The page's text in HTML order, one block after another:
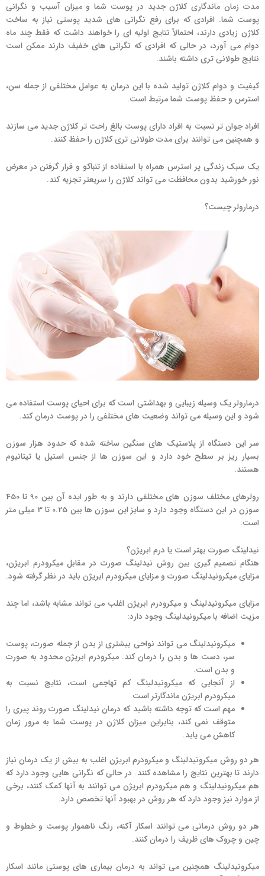
مدت زمان ماندگاری کلاژن جدید در پوست شما و میزان آسیب و نگرانی
پوست شما. افرادی که برای رفع نگرانی های شدید پوستی نیاز به ساخت
کلاژن زیادی دارند، احتمالاً نتایج اولیه ای را خواهند داشت که فقط چند ماه
دوام می آورد، در حالی که افرادی که نگرانی های خفیف دارند ممکن است
نتایج طولانی تری داشته باشند.
کیفیت و دوام کلاژن تولید شده با این درمان به عوامل مختلفی از جمله سن،
استرس و حفظ پوست شما مرتبط است.
افراد جوان تر نسبت به افراد دارای پوست بالغ راحت تر کلاژن جدید می سازند
و همچنین می توانند برای مدت طولانی تری کلاژن را حفظ کنند.
یک سبک زندگی پر استرس همراه با استفاده از تنباکو و قرار گرفتن در معرض
نور خورشید بدون محافظت می تواند کلاژن را سریعتر تجزیه کند.
درمارولر چیست؟
درمارولر یک وسیله زیبایی و بهداشتی است که برای احیای پوست استفاده می
شود و این وسیله می تواند وضعیت های مختلفی را در پوست درمان کند.
سر این دستگاه از پلاستیک های سنگین ساخته شده که حدود هزار سوزن
بسیار ریز بر سطح خود دارد و این سوزن ها از جنس استیل یا تیتانیوم
هستند.
رولرهای مختلف سوزن های مختلفی دارند و به طور ایده آن بین 90 تا 450
سوزن در این دستگاه وجود دارد و سایز این سوزن ها بین 0.25 تا 3 میلی متر
است.
نیدلینگ صورت بهتر است یا درم ابریژن؟
هنگام تصمیم گیری بین روش نیدلینگ صورت در مقابل میکرودرم ابریژن،
مزایای میکرونیدلینگ صورت و مزایای میکرودرم ابریژن باید در نظر گرفته شود.
مزایای میکرونیدلینگ و میکرودرم ابریژن اغلب می تواند مشابه باشد، اما چند
مزیت اضافه با میکرونیدلینگ وجود دارد:
میکرونیدلینگ می تواند نواحی بیشتری از بدن از جمله صورت، پوست
سر، دست ها و بدن را درمان کند. میکرودرم ابریژن محدود به صورت
و بدن است.
از آنجایی که میکرونیدلینگ کم تهاجمی است، نتایج نسبت به
میکرودرم ابریژن ماندگارتر است.
مهم است که توجه داشته باشید که درمان نیدلینگ صورت روند پیری را
متوقف نمی کند، بنابراین میزان کلاژن در پوست شما به مرور زمان
کاهش می یابد.
هر دو روش میکرونیدلینگ و میکرودرم ابریژن اغلب به بیش از یک درمان نیاز
دارند تا بهترین نتایج را مشاهده کنند. در حالی که نگرانی هایی وجود دارد که
هم میکرونیدلینگ و هم میکرودرم ابریژن می توانند به آنها کمک کنند، برخی
از موارد نیز وجود دارد که هر روش در بهبود آنها تخصص دارد.
هر دو روش درمانی می توانند اسکار آکنه، رنگ ناهموار پوست و خطوط و
چین و چروک های ظریف را درمان کنند.
میکرونیدلینگ همچنین می تواند به درمان بیماری های پوستی مانند اسکار